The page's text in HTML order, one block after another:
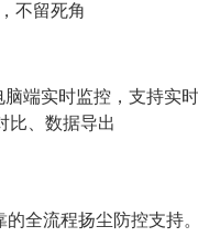
不留死角
端实时监控，支持实
比、数据导出
全流程扬尘防控支持。